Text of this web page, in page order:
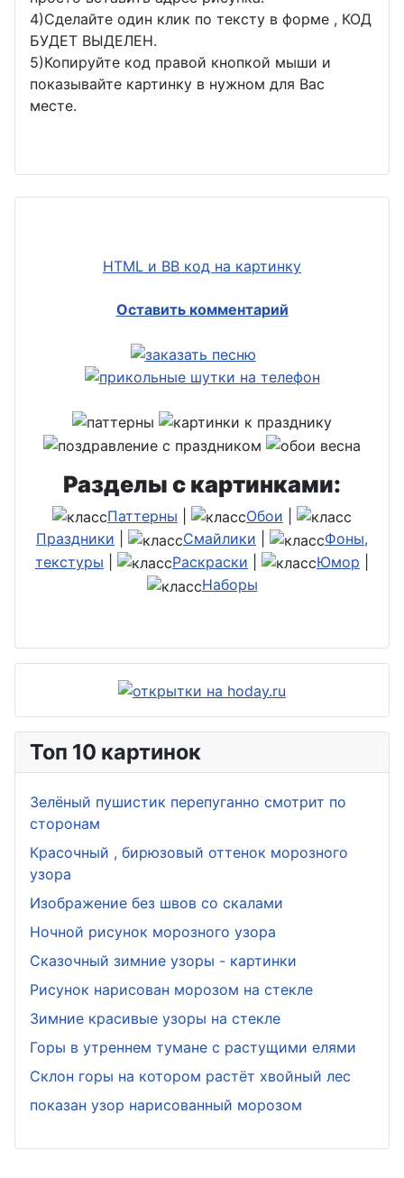
4)Сделайте один клик по тексту в форме , КОД
БУДЕТ ВЫДЕЛЕН.
5)Копируйте код правой кнопкой мыши и
показывайте картинку в нужном для Вас
месте.
HTML и BB код на картинку
Оставить комментарий
Разделы с картинками:
Паттерны Обои
Праздники
Смайлики
Фоны,
текстуры
Раскраски Юмор
Наборы
Топ 10 картинок
Зелёный пушистик перепуганно смотрит по
сторонам
Красочный , бирюзовый оттенок морозного
узора
Изображение без швов со скалами
Ночной рисунок морозного узора
Сказочный зимние узоры - картинки
Рисунок нарисован морозом на стекле
Зимние красивые узоры на стекле
Горы в утреннем тумане с растущими елями
Склон горы на котором растёт хвойный лес
показан узор нарисованный морозом